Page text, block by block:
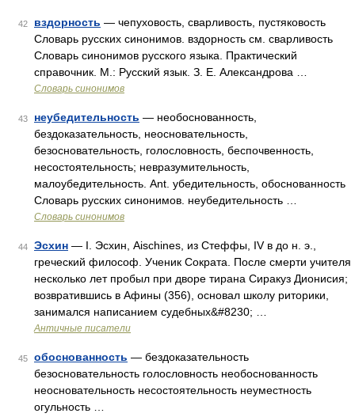
42 вздорность — чепуховость, сварливость, пустяковость
Словарь русских синонимов. вздорность см. сварливость
Словарь синонимов русского языка. Практический
справочник. М.: Русский язык. З. Е. Александрова …
Словарь синонимов
43 неубедительность — необоснованность,
бездоказательность, неосновательность,
безосновательность, голословность, беспочвенность,
несостоятельность; невразумительность,
малоубедительность. Ant. убедительность, обоснованность
Словарь русских синонимов. неубедительность …
Словарь синонимов
44 Эсхин — I. Эсхин, Aischines, из Стеффы, IV в до н. э.,
греческий философ. Ученик Сократа. После смерти учителя
несколько лет пробыл при дворе тирана Сиракуз Дионисия;
возвратившись в Афины (356), основал школу риторики,
занимался написанием судебных&#8230; …
Античные писатели
45 обоснованность — бездоказательность
безосновательность голословность необоснованность
неосновательность несостоятельность неуместность
огульность …